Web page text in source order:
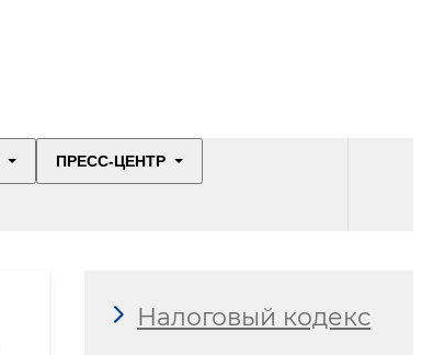
ПРЕСС-ЦЕНТР
Налоговый кодекс